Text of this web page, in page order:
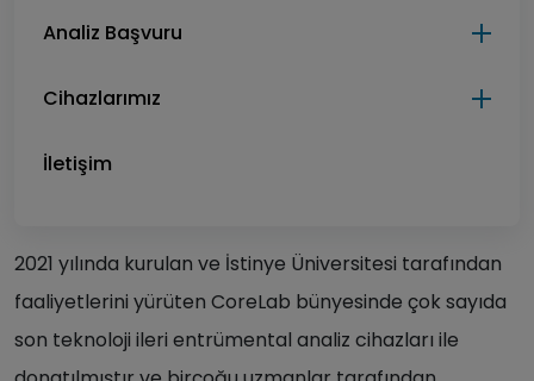
2021 yılında kurulan ve İstinye Üniversitesi tarafından
faaliyetlerini yürüten CoreLab bünyesinde çok sayıda
son teknoloji ileri entrümental analiz cihazları ile
Analiz Başvuru
Cihazlarımız
İletişim